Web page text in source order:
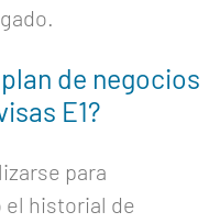
de negocios
E1?
para
el historial de